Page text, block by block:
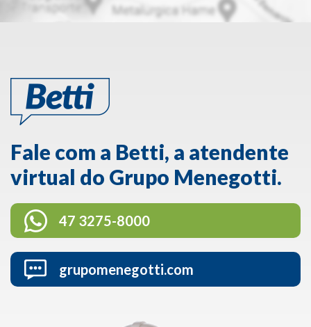
Fale com a Betti, a atendente
virtual do Grupo Menegotti.
47 3275-8000
grupomenegotti.com